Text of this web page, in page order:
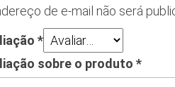
de e-mail não será
*
sobre o produto *